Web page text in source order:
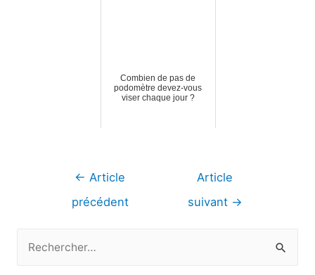
Combien de pas de
podomètre devez-vous
viser chaque jour ?
Navigation
← Article
précédent
Article
suivant →